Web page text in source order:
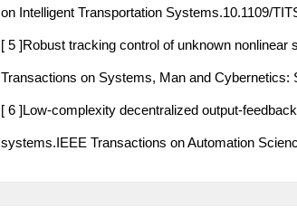
on Intelligent Transportation Systems.10.1109/
[ 5 ]Robust tracking control of unknown
Transactions on Systems, Man and Cybernetics:
[ 6 ]Low-complexity decentralized output-
systems.IEEE Transactions on Automation